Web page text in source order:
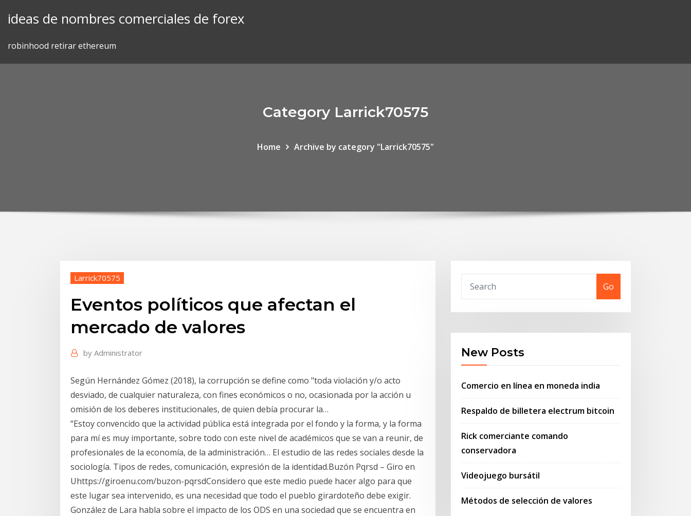
ideas de nombres comerciales de forex
robinhood retirar ethereum
Category Larrick70575
Home Archive by category "Larrick70575"
Larrick70575
Eventos políticos que afectan el
mercado de valores
by Administrator
Según Hernández Gómez (2018), la corrupción se define como "toda violación y/o acto
desviado, de cualquier naturaleza, con fines económicos o no, ocasionada por la acción u
omisión de los deberes institucionales, de quien debía procurar la…
“Estoy convencido que la actividad pública está integrada por el fondo y la forma, y la forma
para mí es muy importante, sobre todo con este nivel de académicos que se van a reunir, de
profesionales de la economía, de la administración… El estudio de las redes sociales desde la
sociología. Tipos de redes, comunicación, expresión de la identidad.Buzón Pqrsd – Giro en
Uhttps://giroenu.com/buzon-pqrsdConsidero que este medio puede hacer algo para que
este lugar sea intervenido, es una necesidad que todo el pueblo girardoteño debe exigir.
González de Lara habla sobre el impacto de los ODS en una sociedad que se encuentra en
Go
New Posts
Comercio en línea en moneda india
Respaldo de billetera electrum bitcoin
Rick comerciante comando
conservadora
Videojuego bursátil
Métodos de selección de valores